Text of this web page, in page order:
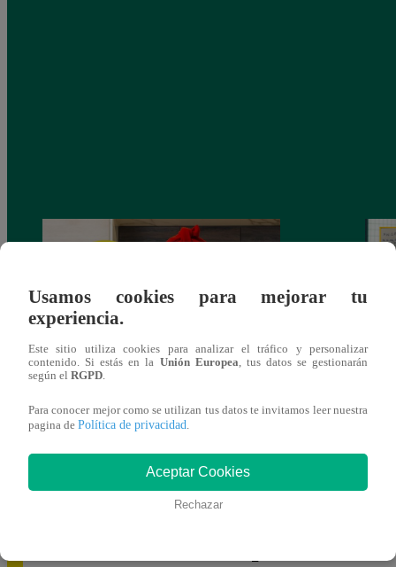
¿Por qué Nelly Rossinelli se volvió viral
antes de Navidad?
Usamos cookies para mejorar tu
experiencia.
Este sitio utiliza cookies para analizar el tráfico y personalizar
contenido. Si estás en la Unión Europea , tus datos se gestionarán
según el RGPD
Para conocer mejor como se utilizan tus datos te invitamos leer nuestra
pagina de Política de privacidad
Aceptar Cookies
Rechazar